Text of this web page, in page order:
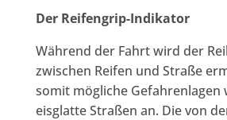
Der Reifengrip-Indikator
Während der Fahrt wird der
zwischen Reifen und Straße
somit mögliche Gefahrenlagen
eisglatte Straßen an. Die von